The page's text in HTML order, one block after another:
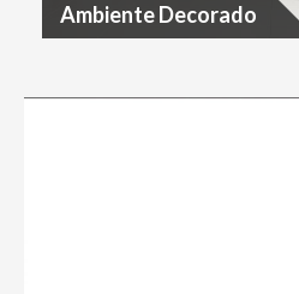
Ambiente Decorado